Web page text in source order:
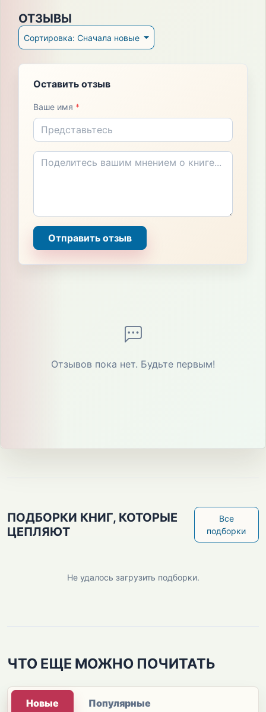
ОТЗЫВЫ
Сортировка: Сначала новые
Оставить отзыв
Ваше имя *
Отправить отзыв
Отзывов пока нет. Будьте первым!
ПОДБОРКИ КНИГ, КОТОРЫЕ
ЦЕПЛЯЮТ
Все
подборки
Не удалось загрузить подборки.
ЧТО ЕЩЕ МОЖНО ПОЧИТАТЬ
Новые Популярные